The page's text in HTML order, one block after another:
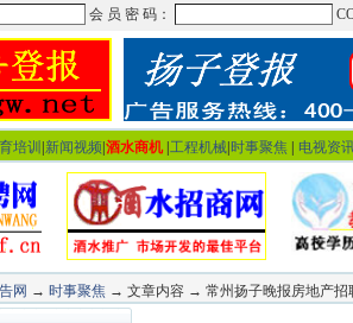
培训 新闻视频 酒水商机 工程机械 时事聚焦 电视资
网 → 时事聚焦 → 文章内容 → 常州扬子晚报房地产招